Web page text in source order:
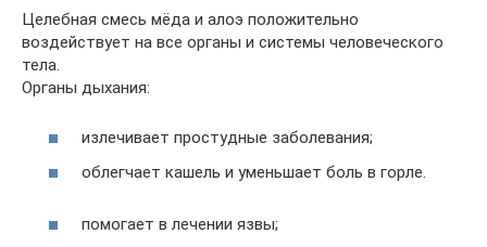
Целебная смесь мёда и алоэ положительно
воздействует на все органы и системы человеческого
тела.
Органы дыхания:
излечивает простудные заболевания;
облегчает кашель и уменьшает боль в горле.
помогает в лечении язвы;